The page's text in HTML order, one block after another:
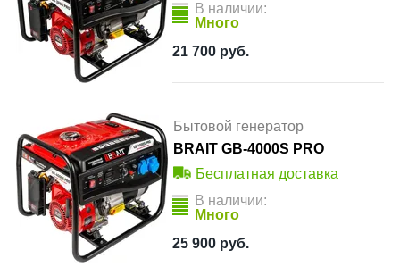
В наличии:
Много
21 700 руб.
Бытовой генератор
BRAIT GB-4000S PRO
Бесплатная доставка
В наличии:
Много
25 900 руб.